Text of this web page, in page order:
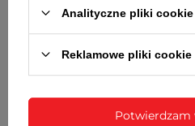
DATOWNIK
Wskaźnik dnia miesiąca
BATERIA
Orientacyjny czas działania
konieczności wymiany
Analityczne pliki cookie
Reklamowe pliki cookie
Potwierdzam